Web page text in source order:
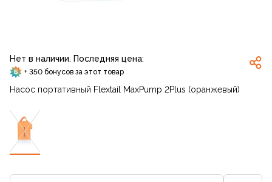
Нет в наличии. Последняя цена:
+ 350 бонусов за этот товар
Насос портативный Flextail MaxPump 2Plus (оранжевый)